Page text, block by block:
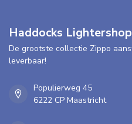
Haddocks Lightershop
De grootste collectie Zippo
leverbaar!
Populierweg 45
6222 CP Maastricht